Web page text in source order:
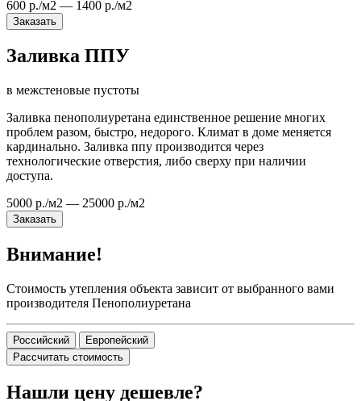
600 р./м2 — 1400 р./м2
Заказать
Заливка ППУ
в межстеновые пустоты
Заливка пенополиуретана единственное решение многих
проблем разом, быстро, недорого. Климат в доме меняется
кардинально. Заливка ппу производится через
технологические отверстия, либо сверху при наличии
доступа.
5000 р./м2 — 25000 р./м2
Заказать
Внимание!
Стоимость утепления объекта зависит от выбранного вами
производителя Пенополиуретана
Российский
Европейский
Рассчитать стоимость
Нашли цену дешевле?